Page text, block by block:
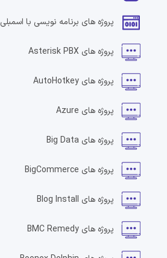
پروژه های برنامه نویسی با اسمبلی
پروژه های Asterisk PBX
پروژه های AutoHotkey
پروژه های Azure
پروژه های Big Data
پروژه های BigCommerce
پروژه های Blog Install
پروژه های BMC Remedy